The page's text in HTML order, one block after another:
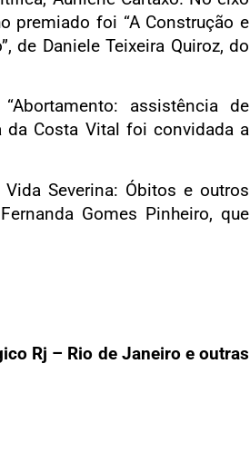
premiado foi “A Construção e
de Daniele Teixeira Quiroz, do
assistência de
da Costa Vital foi convidada a
Severina: Óbitos e outros
Gomes Pinheiro, que
Rj – Rio de Janeiro e outras